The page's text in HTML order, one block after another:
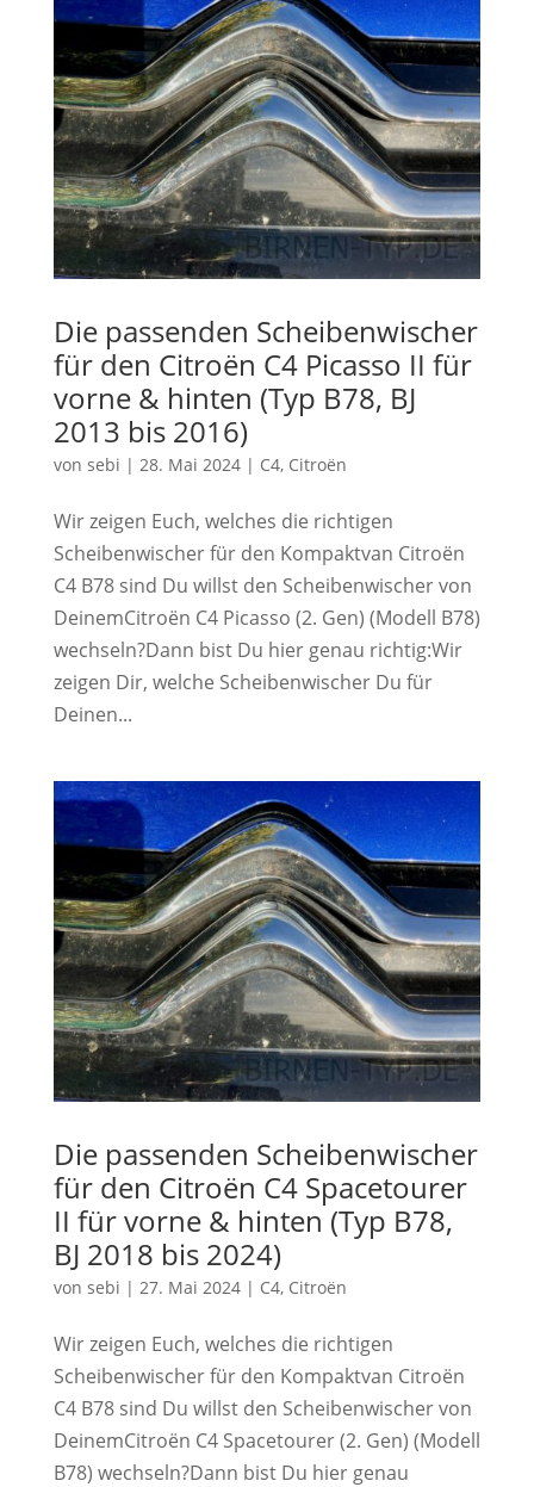
Die passenden Scheibenwischer
für den Citroën C4 Picasso II für
vorne & hinten (Typ B78, BJ
2013 bis 2016)
von sebi | 28. Mai 2024| C4, Citroën
Wir zeigen Euch, welches die richtigen
Scheibenwischer für den Kompaktvan Citroën
C4 B78 sind Du willst den Scheibenwischer von
DeinemCitroën C4 Picasso (2. Gen) (Modell B78)
wechseln?Dann bist Du hier genau richtig:Wir
zeigen Dir, welche Scheibenwischer Du für
Deinen...
Die passenden Scheibenwischer
für den Citroën C4 Spacetourer
II für vorne & hinten (Typ B78,
BJ 2018 bis 2024)
von sebi | 27. Mai 2024| C4, Citroën
Wir zeigen Euch, welches die richtigen
Scheibenwischer für den Kompaktvan Citroën
C4 B78 sind Du willst den Scheibenwischer von
DeinemCitroën C4 Spacetourer (2. Gen) (Modell
B78) wechseln?Dann bist Du hier genau